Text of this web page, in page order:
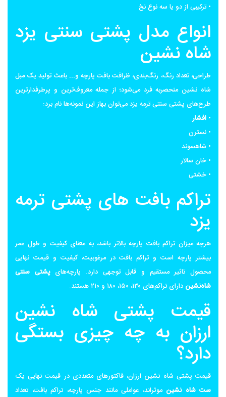
• ترکیبی از دو یا سه نوع نخ
انواع مدل پشتی سنتی یزد
شاه نشین
طراحی، تعداد رنگ، رنگ‌بندی، ظرافت بافت پارچه و... باعث تولید یک مبل
شاه نشین منحصربه فرد می‌شود؛ از جمله معروف‌ترین و پرطرفدارترین
طرح‌های پشتی سنتی ترمه یزد می‌توان بهاز این نمونه‌ها نام برد:
• افشار
• نسترن
• شاهسوند
• خان سالار
• خشتی
تراکم بافت های پشتی ترمه
یزد
هرچه میزان تراکم بافت پارچه بالاتر باشد، به معنای کیفیت و طول عمر
بیشتر پارچه است و تراکم بافت در مرغوبیت، کیفیت و قیمت نهایی
محصول تاثیر مستقیم و قابل توجهی دارد. پارچه‌هایپشتی سنتی
شاه‌نشین دارای تراکم‌های ۱۳۰، ۱۵۰، ۱۸۰ و ۲۱۰ هستند.
قیمت پشتی شاه نشین
ارزان به چه چیزی بستگی
دارد؟
قیمت پشتی شاه نشین ارزان، فاکتورهای متعددی در قیمت نهایی یک
ست شاه نشین موثراند، عواملی مانند جنس پارچه، تراکم بافت، تعداد